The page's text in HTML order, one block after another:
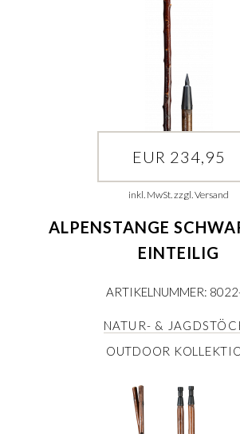
EUR 234,95
inkl. MwSt. zzgl. Versand
ALPENSTANGE
EINTEILIG
ARTIKELNUMMER:
NATUR- &
OUTDOOR